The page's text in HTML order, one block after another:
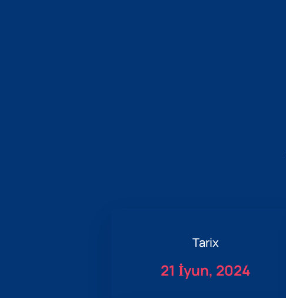
Tarix
21 İyun, 2024